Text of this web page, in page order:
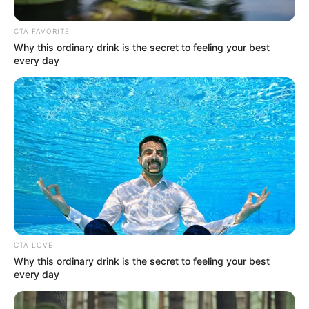
Colprensa
Conozca los alimentos que más bajaron de precio en
Corabastos.
Por:Cristhiam Martínez
Septiembre 11, 2025
CTA FAVORITE
Why this ordinary drink is the secret to feeling your best
every day
CTA LOVE
Why this ordinary drink is the secret to feeling your best
every day